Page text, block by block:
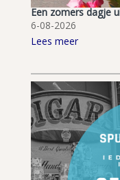
Een zomers dagje
6-08-2026
Lees meer